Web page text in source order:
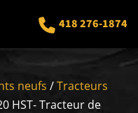
418 276-1874
neufs /Tracteurs
HST- Tracteur de